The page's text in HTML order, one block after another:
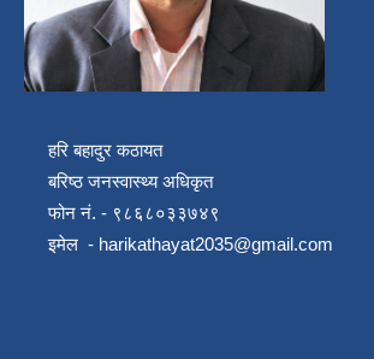
हरि बहादुर कठायत
बरिष्ठ जनस्वास्थ्य अधिकृत
फोन नं. - ९८६८०३३७४९
इमेल - harikathayat2035@gmail.com